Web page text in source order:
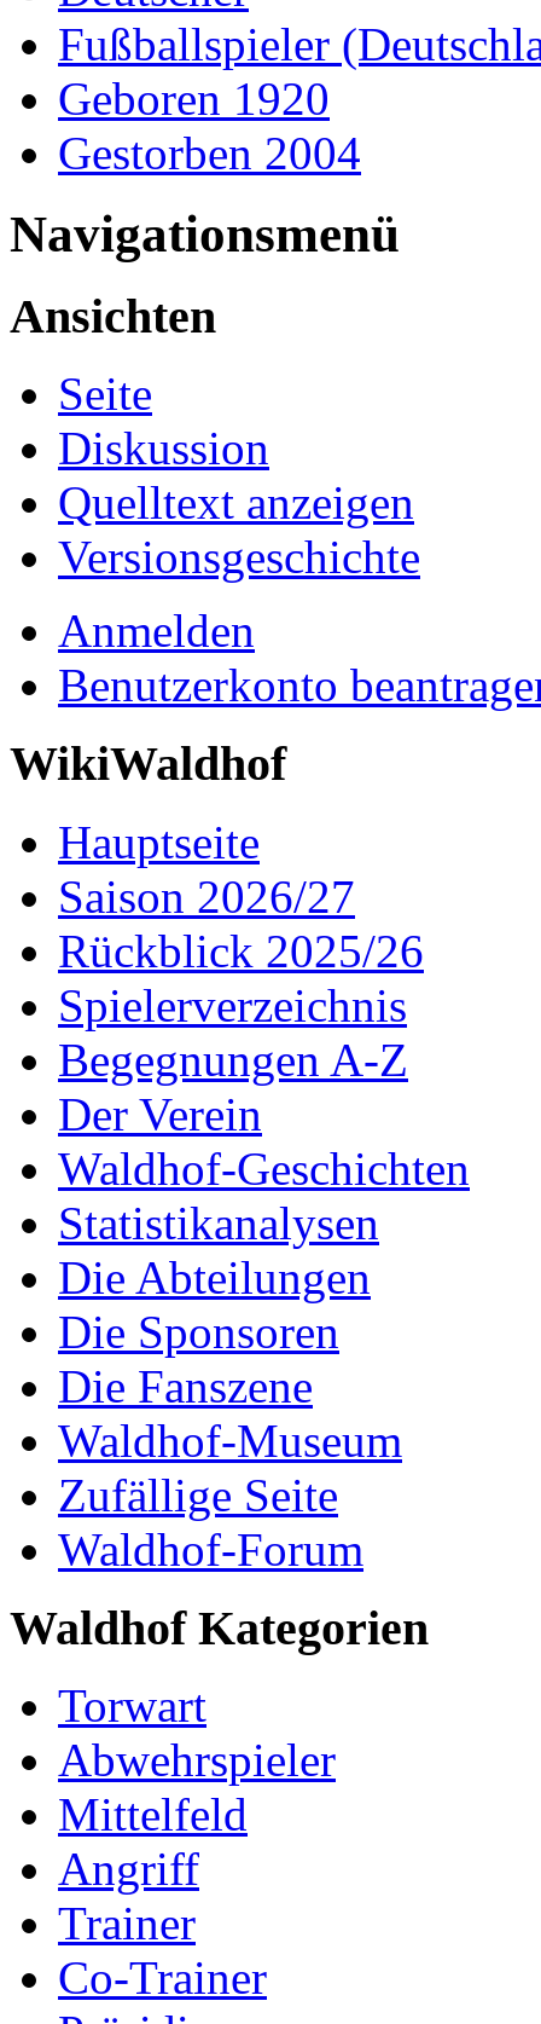
Fußballspieler
Geboren 1920
Gestorben 2004
Navigationsmenü
Ansichten
Seite
Diskussion
Quelltext anzeigen
Versionsgeschichte
Anmelden
Benutzerkonto
WikiWaldhof
Hauptseite
Saison 2026/27
Rückblick 2025/26
Spielerverzeichnis
Begegnungen A-Z
Der Verein
Waldhof-Geschichten
Statistikanalysen
Die Abteilungen
Die Sponsoren
Die Fanszene
Waldhof-Museum
Zufällige Seite
Waldhof-Forum
Waldhof Kategorien
Torwart
Abwehrspieler
Mittelfeld
Angriff
Trainer
Co-Trainer